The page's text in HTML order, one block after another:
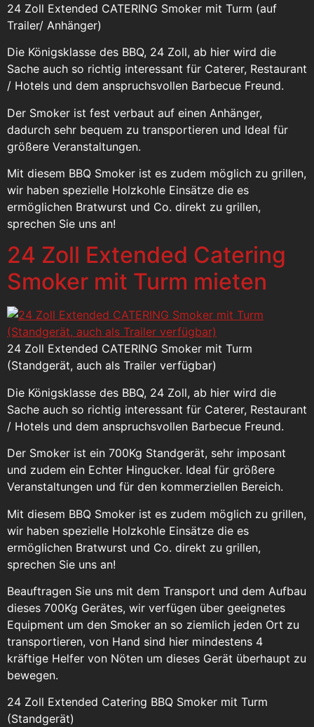
24 Zoll Extended CATERING Smoker mit Turm (auf
Trailer/ Anhänger)
Die Königsklasse des BBQ, 24 Zoll, ab hier wird die
Sache auch so richtig interessant für Caterer, Restaurant
/ Hotels und dem anspruchsvollen Barbecue Freund.
Der Smoker ist fest verbaut auf einen Anhänger,
dadurch sehr bequem zu transportieren und Ideal für
größere Veranstaltungen.
Mit diesem BBQ Smoker ist es zudem möglich zu grillen,
wir haben spezielle Holzkohle Einsätze die es
ermöglichen Bratwurst und Co. direkt zu grillen,
sprechen Sie uns an!
24 Zoll Extended Catering
Smoker mit Turm mieten
24 Zoll Extended CATERING Smoker mit Turm
(Standgerät, auch als Trailer verfügbar)
Die Königsklasse des BBQ, 24 Zoll, ab hier wird die
Sache auch so richtig interessant für Caterer, Restaurant
/ Hotels und dem anspruchsvollen Barbecue Freund.
Der Smoker ist ein 700Kg Standgerät, sehr imposant
und zudem ein Echter Hingucker. Ideal für größere
Veranstaltungen und für den kommerziellen Bereich.
Mit diesem BBQ Smoker ist es zudem möglich zu grillen,
wir haben spezielle Holzkohle Einsätze die es
ermöglichen Bratwurst und Co. direkt zu grillen,
sprechen Sie uns an!
Beauftragen Sie uns mit dem Transport und dem Aufbau
dieses 700Kg Gerätes, wir verfügen über geeignetes
Equipment um den Smoker an so ziemlich jeden Ort zu
transportieren, von Hand sind hier mindestens 4
kräftige Helfer von Nöten um dieses Gerät überhaupt zu
bewegen.
24 Zoll Extended Catering BBQ Smoker mit Turm
(Standgerät)